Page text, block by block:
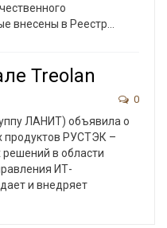
внесены в Реестр
Treolan
0
ЛАНИТ) объявила о
продуктов РУСТЭК –
в области
ИТ-
и внедряет